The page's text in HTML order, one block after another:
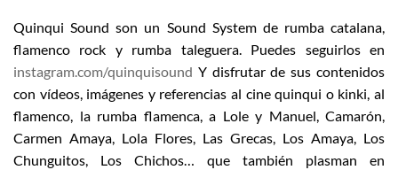
Quinqui Sound son un Sound System de rumba catalana,
flamenco rock y rumba taleguera. Puedes seguirlos en
instagram.com/quinquisound Y disfrutar de sus contenidos
con vídeos, imágenes y referencias al cine quinqui o kinki, al
flamenco, la rumba flamenca, a Lole y Manuel, Camarón,
Carmen Amaya, Lola Flores, Las Grecas, Los Amaya, Los
Chunguitos, Los Chichos… que también plasman en